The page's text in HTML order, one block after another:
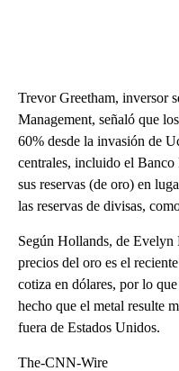
Trevor Greetham, inversor
Management, señaló que
60% desde la invasión de
centrales, incluido el
sus reservas (de oro) en
las reservas de divisas,
Según Hollands, de Evelyn
precios del oro es el
cotiza en dólares, por lo
hecho que el metal resulte
fuera de Estados Unidos.
The-CNN-Wire